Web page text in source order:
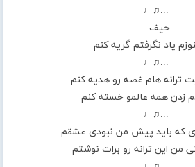
...♫♩
حیف...
یاد نگرفتم گریه کنم
...♫♩
ترانه هام غصه رو هدیه کنم
زدن همه عالمو خسته کنم
...♫♩
که باید پیش من نبودی عشقم
من این ترانه رو برات نوشتم